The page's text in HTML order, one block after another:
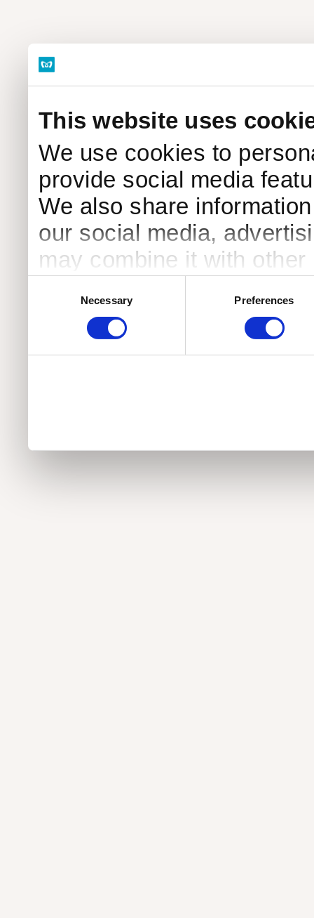
This website uses
We use cookies to
provide social media
We also share
our social media,
may combine it with
services.
Necessary Preferences